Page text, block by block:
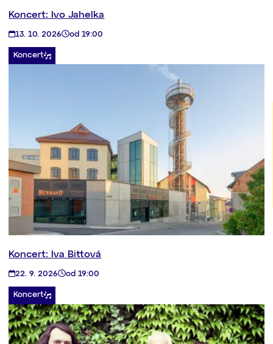
Koncert: Ivo Jahelka
13. 10. 2026 od 19:00
Koncert
Koncert: Iva Bittová
22. 9. 2026 od 19:00
Koncert